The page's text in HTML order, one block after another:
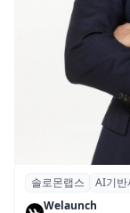
솔로몬랩스,
솔로몬랩스 AI기반
Welaunch